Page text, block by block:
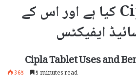
Cipla Tablet کیا ہے اور اس کے
ایفیکٹس
Cipla Tablet Uses and
365 5 minutes read